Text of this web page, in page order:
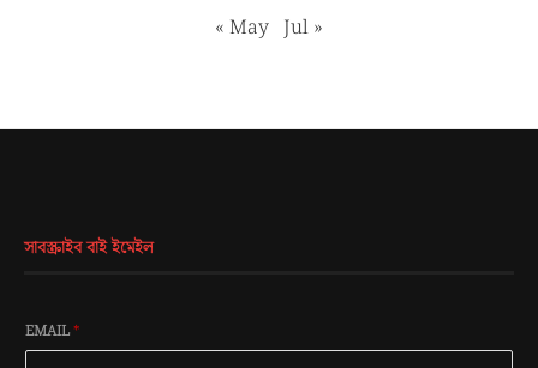
« May Jul »
সাবস্ক্রাইব বাই ইমেইল
EMAIL*